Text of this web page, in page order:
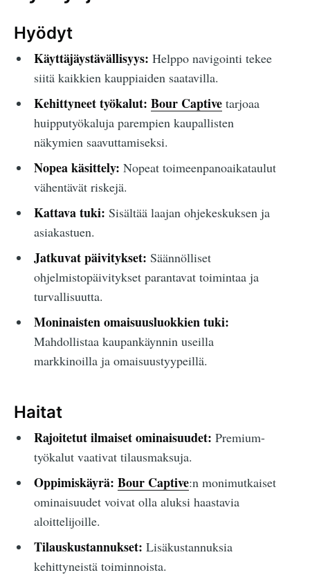
Hyödyt
Käyttäjäystävällisyys: Helppo navigointi tekee
siitä kaikkien kauppiaiden saatavilla.
Kehittyneet työkalut: Bour Captivetarjoaa
huipputyökaluja parempien kaupallisten
näkymien saavuttamiseksi.
Nopea käsittely: Nopeat toimeenpanoaikataulut
vähentävät riskejä.
Kattava tuki: Sisältää laajan ohjekeskuksen ja
asiakastuen.
Jatkuvat päivitykset: Säännölliset
ohjelmistopäivitykset parantavat toimintaa ja
turvallisuutta.
Moninaisten omaisuusluokkien tuki:
Mahdollistaa kaupankäynnin useilla
markkinoilla ja omaisuustyypeillä.
Haitat
Rajoitetut ilmaiset ominaisuudet: Premium-
työkalut vaativat tilausmaksuja.
Oppimiskäyrä: Bour Captive:n monimutkaiset
ominaisuudet voivat olla aluksi haastavia
aloittelijoille.
Tilauskustannukset: Lisäkustannuksia
kehittyneistä toiminnoista.